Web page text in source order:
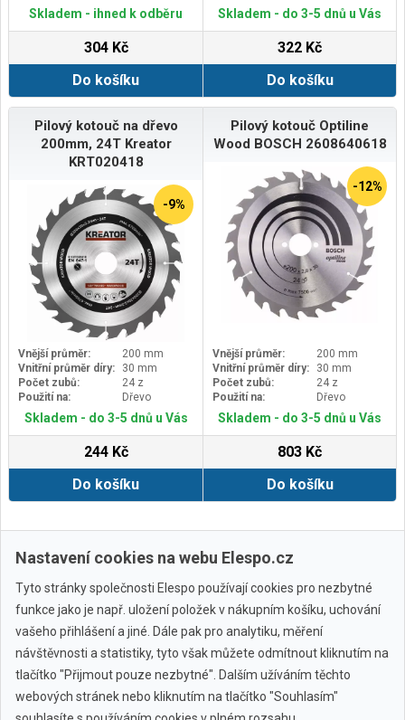
Skladem - ihned k odběru
304 Kč
Do košíku
Skladem - do 3-5 dnů u Vás
322 Kč
Do košíku
Pilový kotouč na dřevo
200mm, 24T Kreator
KRT020418
-9%
Vnější průměr:
200 mm
Vnitřní průměr díry:
30 mm
Počet zubů:
24 z
Použití na:
Dřevo
Skladem - do 3-5 dnů u Vás
244 Kč
Do košíku
Pilový kotouč Optiline
Wood BOSCH 2608640618
-12%
Vnější průměr:
200 mm
Vnitřní průměr díry:
30 mm
Počet zubů:
24 z
Použití na:
Dřevo
Skladem - do 3-5 dnů u Vás
803 Kč
Do košíku
Zobrazit další
Všechny značky
Nastavení cookies na webu Elespo.cz
Tyto stránky společnosti Elespo používají cookies pro nezbytné
funkce jako je např. uložení položek v nákupním košíku, uchování
vašeho přihlášení a jiné. Dále pak pro analytiku, měření
návštěvnosti a statistiky, tyto však můžete odmítnout kliknutím na
tlačítko "Přijmout pouze nezbytné". Dalším užíváním těchto
webových stránek nebo kliknutím na tlačítko "Souhlasím"